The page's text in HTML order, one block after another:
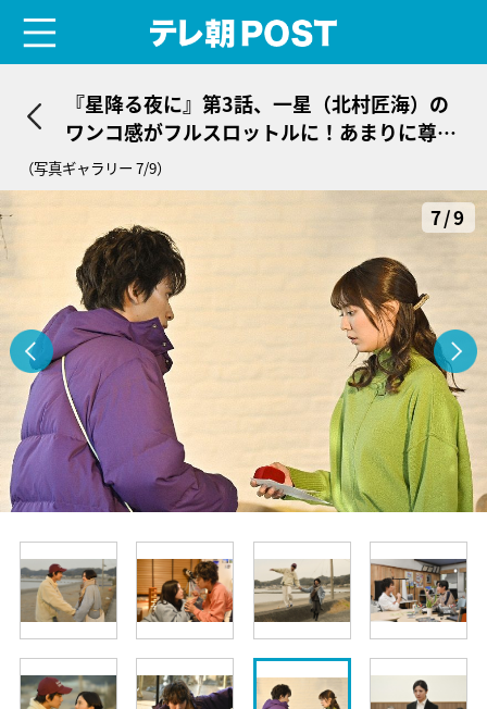
『星降る夜に』第3話、一星（北村匠海）の
ワンコ感がフルスロットルに！あまりに尊か
った朝の海岸の幸せな時間
（写真ギャラリー 7/9）
7/9